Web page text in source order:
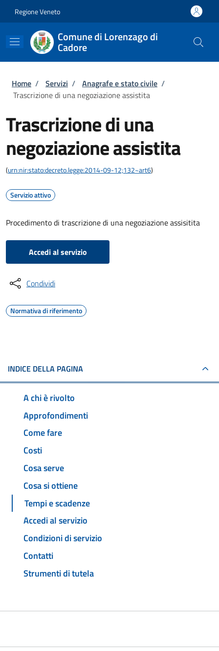
Regione Veneto
Comune di Lorenzago di
Cadore
Briciole di pane
Home / Servizi / Anagrafe e stato civile /
Trascrizione di una negoziazione assistita
Trascrizione di una
negoziazione assistita
(urn:nir:stato:decreto.legge:2014-09-12;132~art6)
Servizio attivo
Procedimento di trascrizione di una negoziazione assisitita
Accedi al servizio
Condividi
Normativa di riferimento
INDICE DELLA PAGINA
A chi è rivolto
Approfondimenti
Come fare
Costi
Cosa serve
Cosa si ottiene
Tempi e scadenze
Accedi al servizio
Condizioni di servizio
Contatti
Strumenti di tutela